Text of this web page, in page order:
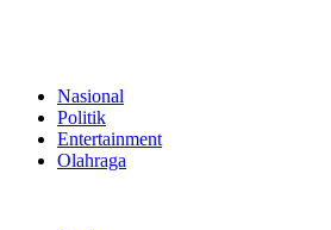
Nasional
Politik
Entertainment
Olahraga